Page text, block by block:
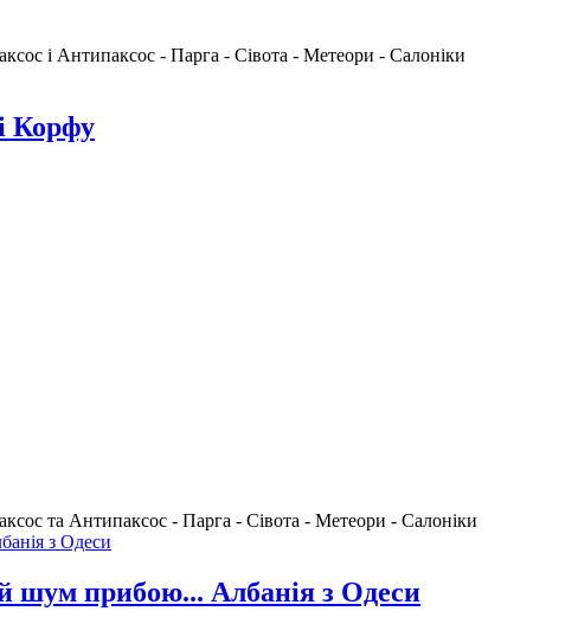
і Антипаксос - Парга - Сівота - Метеори - Салоніки
Корфу
та Антипаксос - Парга - Сівота - Метеори - Cалоніки
шум прибою... Албанія з Одеси